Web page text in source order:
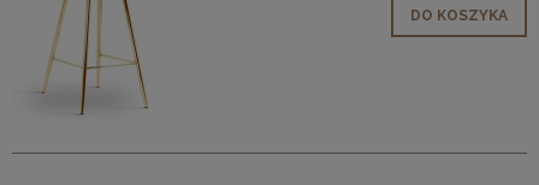
DO KOSZYKA